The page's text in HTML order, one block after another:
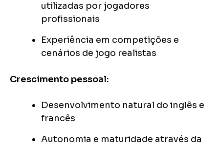
utilizadas por jogadores
profissionais
Experiência em competições e
cenários de jogo realistas
Crescimento pessoal:
Desenvolvimento natural do inglês e
francês
Autonomia e maturidade através da